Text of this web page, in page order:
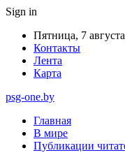
Sign in
Пятница, 7
Контакты
Лента
Карта
psg-one.by
Главная
В мире
Публикации